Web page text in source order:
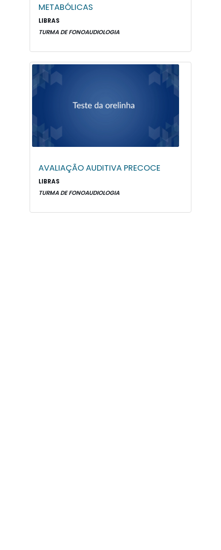
METABÓLICAS
LIBRAS
TURMA DE FONOAUDIOLOGIA
AVALIAÇÃO AUDITIVA PRECOCE
LIBRAS
TURMA DE FONOAUDIOLOGIA